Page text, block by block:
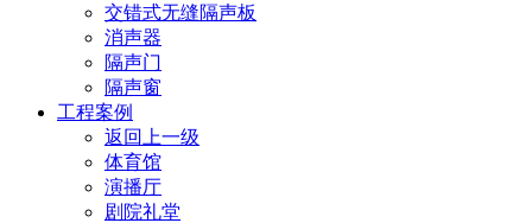
交错式无缝隔声板
消声器
隔声门
隔声窗
工程案例
返回上一级
体育馆
演播厅
剧院礼堂